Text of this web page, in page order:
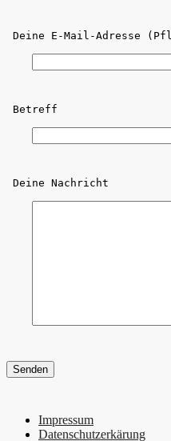
Deine E-Mail-Adresse
Betreff
Deine Nachricht
Impressum
Datenschutzerkärung